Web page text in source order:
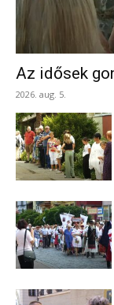
Az idősek
2026. aug. 5.